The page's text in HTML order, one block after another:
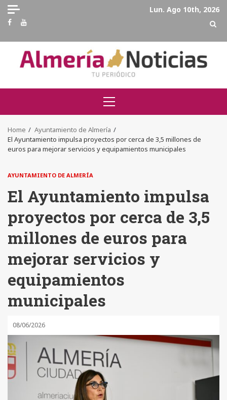
Skip
content
Lun. Ago 10th, 2026
Facebook
Youtube
Primary
Menu
Home
Ayuntamiento de Almería
El Ayuntamiento impulsa proyectos por cerca de 3,5 millones de
euros para mejorar servicios y equipamientos municipales
AYUNTAMIENTO DE ALMERÍA
El Ayuntamiento impulsa
proyectos por cerca de 3,5
millones de euros para
mejorar servicios y
equipamientos
municipales
08/06/2026